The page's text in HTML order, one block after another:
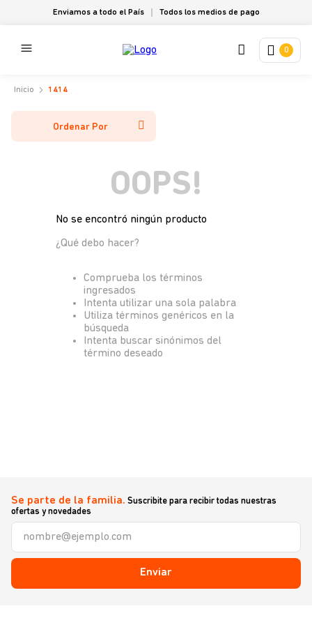
Enviamos a todo el País Todos los medios de pago
0
1414
Ordenar Por
OOPS!
No se encontró ningún producto
¿Qué debo hacer?
Comprueba los términos
ingresados
Intenta utilizar una sola palabra
Utiliza términos genéricos en la
búsqueda
Intenta buscar sinónimos del
término deseado
Se parte de la familia. Suscribite para recibir todas nuestras
ofertas y novedades
Enviar